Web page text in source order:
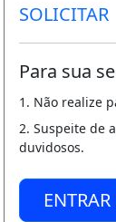
SOLICITAR
Para sua
1. Não realize
2. Suspeite de
duvidosos.